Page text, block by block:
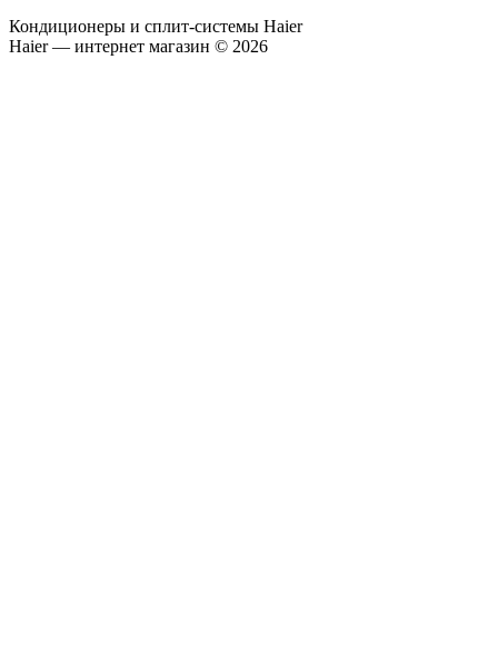
Кондиционеры и сплит-системы Haier
Haier — интернет магазин © 2026